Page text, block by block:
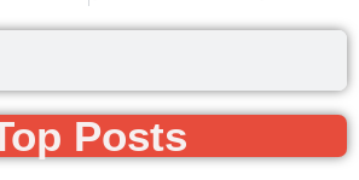
Posts